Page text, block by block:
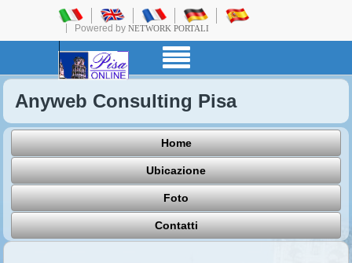
Powered by NETWORK PORTALI
Anyweb Consulting Pisa
Home
Ubicazione
Foto
Contatti